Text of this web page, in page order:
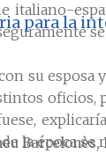
su
oficios,
época se
para la
Barcelonès,